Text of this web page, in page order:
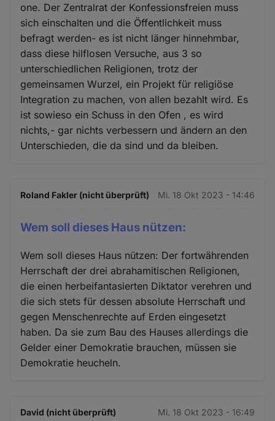
one. Der Zentralrat der Konfessionsfreien muss
sich einschalten und die Öffentlichkeit muss
befragt werden- es ist nicht länger hinnehmbar,
dass diese hilflosen Versuche, aus 3 so
unterschiedlichen Religionen, trotz der
gemeinsamen Wurzel, ein Projekt für religiöse
Integration zu machen, von allen bezahlt wird. Es
ist sowieso ein Schuss in den Ofen , es wird
nichts,- gar nichts verbessern und ändern an den
Unterschieden, die da sind und da bleiben.
Roland Fakler (nicht überprüft) Mi. 18 Okt 2023 - 14:46
Wem soll dieses Haus nützen:
Wem soll dieses Haus nützen: Der fortwährenden
Herrschaft der drei abrahamitischen Religionen,
die einen herbeifantasierten Diktator verehren und
die sich stets für dessen absolute Herrschaft und
gegen Menschenrechte auf Erden eingesetzt
haben. Da sie zum Bau des Hauses allerdings die
Gelder einer Demokratie brauchen, müssen sie
Demokratie heucheln.
David (nicht überprüft) Mi. 18 Okt 2023 - 16:49